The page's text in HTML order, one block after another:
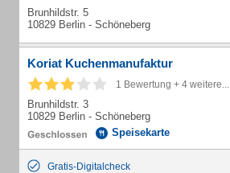
Brunhildstr. 5
10829 Berlin - Schöneberg
Koriat Kuchenmanufaktur
1 Bewertung + 4 weitere...
Brunhildstr. 3
10829 Berlin - Schöneberg
Speisekarte
Gratis-Digitalcheck